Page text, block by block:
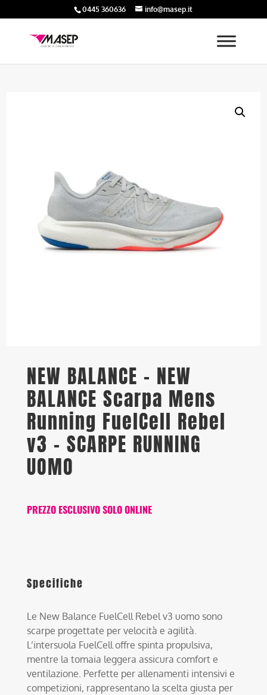
0445 360636 info@masep.it
NEW BALANCE – NEW
BALANCE Scarpa Mens
Running FuelCell Rebel
v3 – SCARPE RUNNING
UOMO
PREZZO ESCLUSIVO SOLO ONLINE
Specifiche
Le New Balance FuelCell Rebel v3 uomo sono
scarpe progettate per velocità e agilità.
L’intersuola FuelCell offre spinta propulsiva,
mentre la tomaia leggera assicura comfort e
ventilazione. Perfette per allenamenti intensivi e
competizioni, rappresentano la scelta giusta per